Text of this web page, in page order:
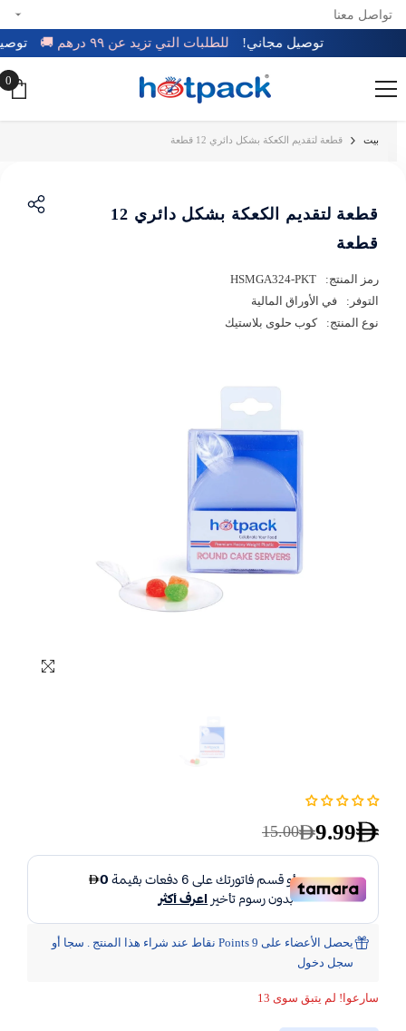
تخطي إلى المحتوى
تواصل معنا
توصيل مجاني! للطلبات التي تزيد عن ٩٩ درهم 🚚
0
0
بيت قطعة لتقديم الكعكة بشكل دائري 12 قطعة
قطعة لتقديم الكعكة بشكل دائري 12
قطعة
رمز المنتج:
HSMGA324-PKT
التوفر:
في الأوراق المالية
نوع المنتج:
كوب حلوى بلاستيك
15.00 9.99
يحصل الأعضاء على 9 Points نقاط عند شراء هذا المنتج . سجا أو
سجل دخول
سارعوا! لم يتبق سوى 13